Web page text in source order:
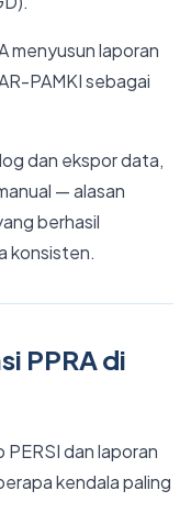
menyusun laporan
PAMKI sebagai
dan ekspor data,
— alasan
berhasil
konsisten.
PPRA di
dan laporan
kendala paling